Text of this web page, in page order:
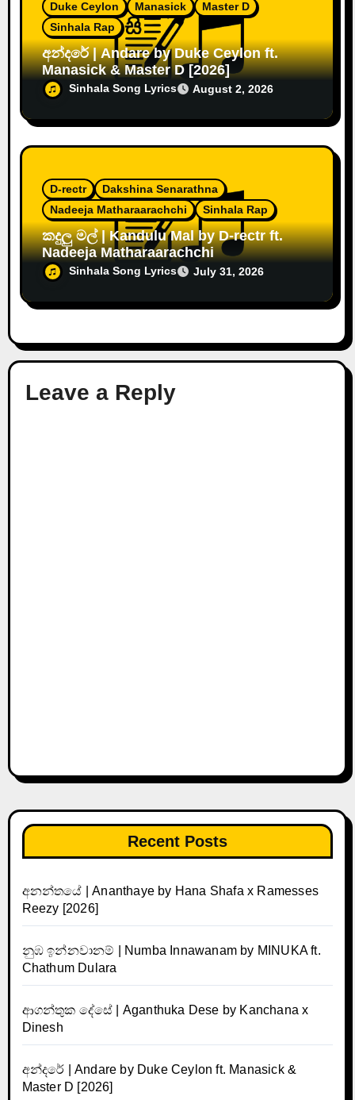
Duke Ceylon Manasick
Master D
Sinhala Rap
අන්දරේ | Andare by Duke Ceylon ft.
Manasick & Master D [2026]
Sinhala Song Lyrics August 2, 2026
D-rectr
Dakshina Senarathna
Nadeeja Matharaarachchi
Sinhala Rap
කදුලු මල් | Kandulu Mal by D-rectr ft.
Nadeeja Matharaarachchi
Sinhala Song Lyrics July 31, 2026
Leave a Reply
Recent Posts
අනන්තයේ | Ananthaye by Hana Shafa x Ramesses
Reezy [2026]
නුඹ ඉන්නවානම් | Numba Innawanam by MINUKA ft.
Chathum Dulara
ආගන්තුක දේසේ | Aganthuka Dese by Kanchana x
Dinesh
අන්දරේ | Andare by Duke Ceylon ft. Manasick &
Master D [2026]